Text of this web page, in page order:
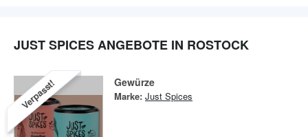
JUST SPICES ANGEBOTE IN ROSTOCK
Verpasst! Gewürze
Marke: Just Spices